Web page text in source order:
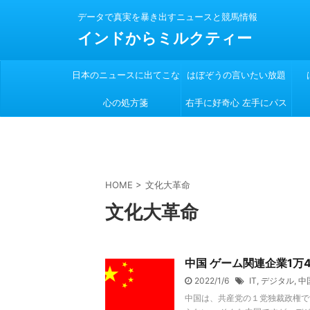
データで真実を暴き出すニュースと競馬情報
インドからミルクティー
日本のニュースに出てこな
い
はぼぞうの言いたい放題
心の処方箋 右手に好奇心 左手にパス
HOME > 文化大革命
文化大革命
中国 ゲーム関連企業1
2022/1/6 IT, デジタル, 中
中国は、共産党の１党独裁政権